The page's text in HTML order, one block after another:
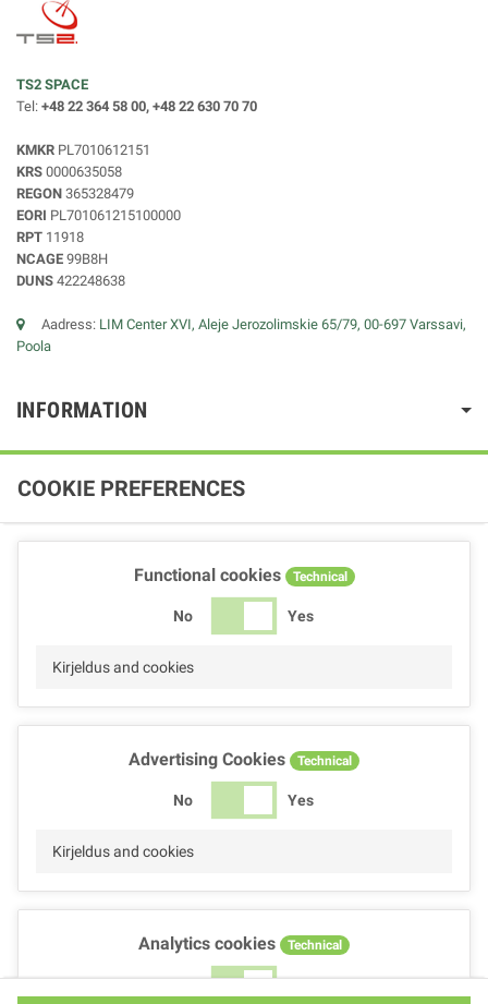
TS2 SPACE
Tel: +48 22 364 58 00, +48 22 630 70 70
KMKR PL7010612151
KRS 0000635058
REGON 365328479
EORI PL701061215100000
RPT 11918
NCAGE 99B8H
DUNS 422248638
Aadress: LIM Center XVI, Aleje Jerozolimskie 65/79, 00-697 Varssavi,
Poola
INFORMATION
COOKIE PREFERENCES
Functional cookies Technical
No Yes
Kirjeldus and cookies
Advertising Cookies Technical
No Yes
Kirjeldus and cookies
Analytics cookies Technical
No Yes